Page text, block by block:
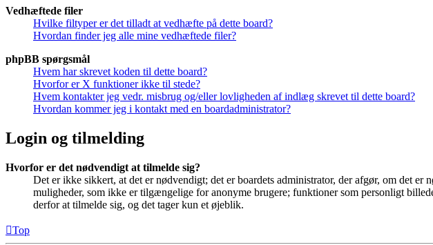
Vedhæftede filer
Hvilke filtyper er det tilladt at vedhæfte på dette board?
Hvordan finder jeg alle mine vedhæftede filer?
phpBB spørgsmål
Hvem har skrevet koden til dette board?
Hvorfor er X funktioner ikke til stede?
Hvem kontakter jeg vedr. misbrug og/eller lovligheden af indlæg skrevet til dette board?
Hvordan kommer jeg i kontakt med en boardadministrator?
Login og tilmelding
Hvorfor er det nødvendigt at tilmelde sig?
Det er ikke sikkert, at det er nødvendigt; det er boardets administrator, der afgør, om det
muligheder, som ikke er tilgængelige for anonyme brugere; funktioner som personligt
derfor at tilmelde sig, og det tager kun et øjeblik.
Top